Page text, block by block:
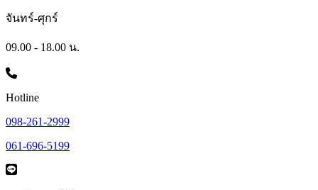
จันทร์-ศุกร์
09.00 - 18.00 น.
Hotline
098-261-2999
061-696-5199